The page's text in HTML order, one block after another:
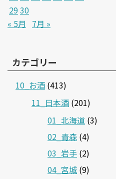
2930
« 5月
7月 »
カテゴリー
10_お酒 (413)
11_日本酒 (201)
01_北海道 (3)
02_青森 (4)
03_岩手 (2)
04_宮城 (9)